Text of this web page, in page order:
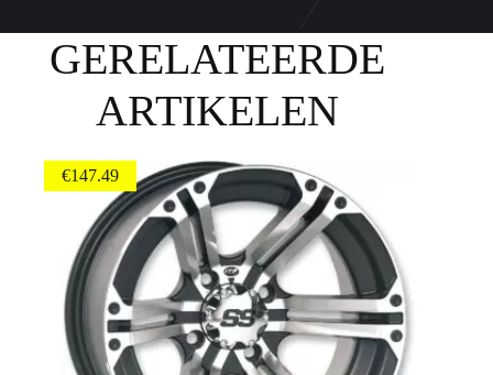
GERELATEERDE
ARTIKELEN
€147.49